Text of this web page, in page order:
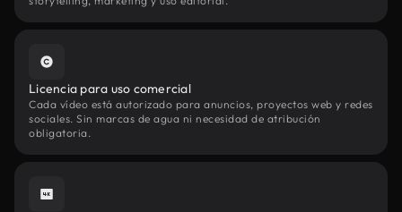
Licencia para uso comercial
Cada vídeo está autorizado para anuncios, proyectos web y redes
sociales. Sin marcas de agua ni necesidad de atribución
obligatoria.